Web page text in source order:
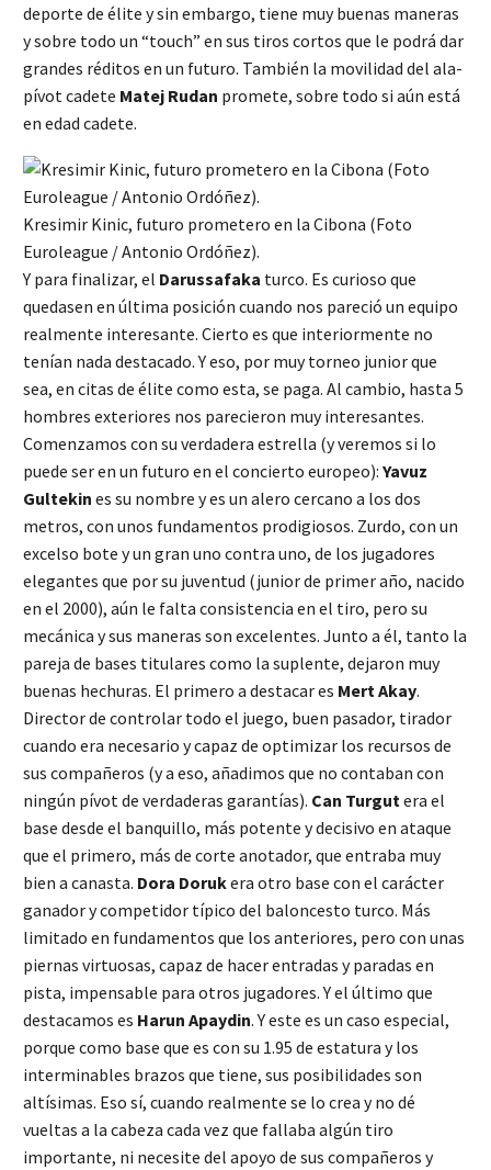
deporte de élite y sin embargo, tiene muy buenas maneras
y sobre todo un “touch” en sus tiros cortos que le podrá dar
grandes réditos en un futuro. También la movilidad del ala-
pívot cadete Matej Rudan promete, sobre todo si aún está
en edad cadete.
Kresimir Kinic, futuro prometero en la Cibona (Foto
Euroleague / Antonio Ordóñez).
Y para finalizar, el Darussafaka turco. Es curioso que
quedasen en última posición cuando nos pareció un equipo
realmente interesante. Cierto es que interiormente no
tenían nada destacado. Y eso, por muy torneo junior que
sea, en citas de élite como esta, se paga. Al cambio, hasta 5
hombres exteriores nos parecieron muy interesantes.
Comenzamos con su verdadera estrella (y veremos si lo
puede ser en un futuro en el concierto europeo): Yavuz
Gultekin es su nombre y es un alero cercano a los dos
metros, con unos fundamentos prodigiosos. Zurdo, con un
excelso bote y un gran uno contra uno, de los jugadores
elegantes que por su juventud (junior de primer año, nacido
en el 2000), aún le falta consistencia en el tiro, pero su
mecánica y sus maneras son excelentes. Junto a él, tanto la
pareja de bases titulares como la suplente, dejaron muy
buenas hechuras. El primero a destacar es Mert Akay.
Director de controlar todo el juego, buen pasador, tirador
cuando era necesario y capaz de optimizar los recursos de
sus compañeros (y a eso, añadimos que no contaban con
ningún pívot de verdaderas garantías). Can Turgutera el
base desde el banquillo, más potente y decisivo en ataque
que el primero, más de corte anotador, que entraba muy
bien a canasta. Dora Dorukera otro base con el carácter
ganador y competidor típico del baloncesto turco. Más
limitado en fundamentos que los anteriores, pero con unas
piernas virtuosas, capaz de hacer entradas y paradas en
pista, impensable para otros jugadores. Y el último que
destacamos es Harun Apaydin. Y este es un caso especial,
porque como base que es con su 1.95 de estatura y los
interminables brazos que tiene, sus posibilidades son
altísimas. Eso sí, cuando realmente se lo crea y no dé
vueltas a la cabeza cada vez que fallaba algún tiro
importante, ni necesite del apoyo de sus compañeros y